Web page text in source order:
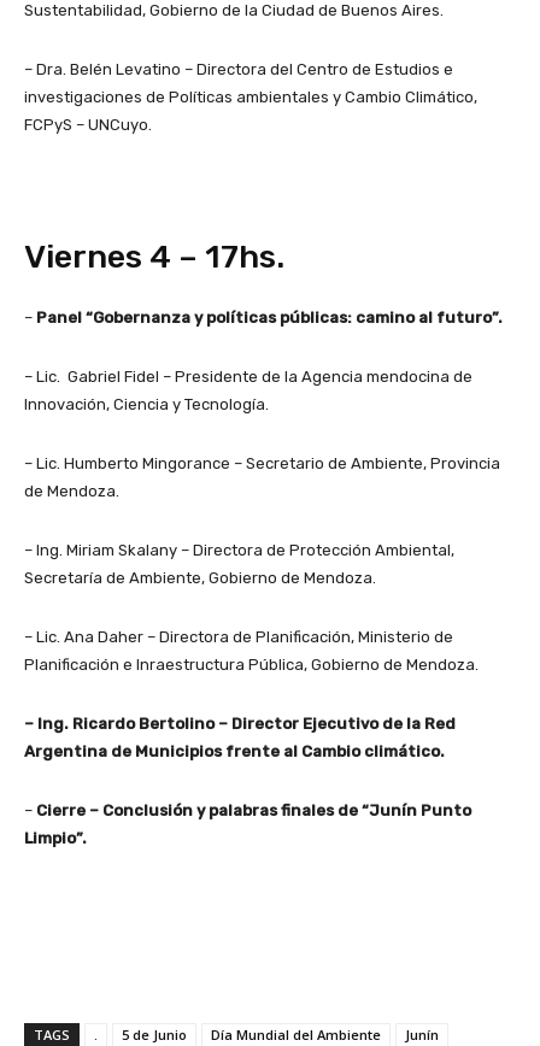
Sustentabilidad, Gobierno de la Ciudad de Buenos Aires.
– Dra. Belén Levatino – Directora del Centro de Estudios e
investigaciones de Políticas ambientales y Cambio Climático,
FCPyS – UNCuyo.
Viernes 4 – 17hs.
– Panel “Gobernanza y políticas públicas: camino al futuro”.
– Lic. Gabriel Fidel – Presidente de la Agencia mendocina de
Innovación, Ciencia y Tecnología.
– Lic. Humberto Mingorance – Secretario de Ambiente, Provincia
de Mendoza.
– Ing. Miriam Skalany – Directora de Protección Ambiental,
Secretaría de Ambiente, Gobierno de Mendoza.
– Lic. Ana Daher – Directora de Planificación, Ministerio de
Planificación e Inraestructura Pública, Gobierno de Mendoza.
– Ing. Ricardo Bertolino – Director Ejecutivo de la Red
Argentina de Municipios frente al Cambio climático.
– Cierre – Conclusión y palabras finales de “Junín Punto
Limpio”.
TAGS . 5 de Junio Día Mundial del Ambiente
Junín